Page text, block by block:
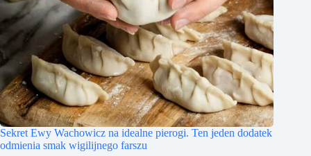
Sekret Ewy Wachowicz na idealne pierogi. Ten jeden dodatek
odmienia smak wigilijnego farszu